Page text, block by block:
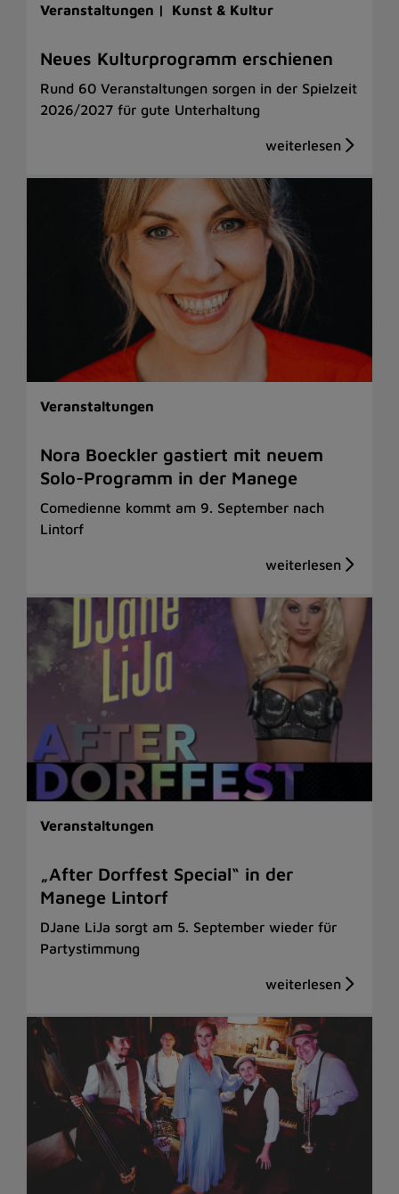
Veranstaltungen | Kunst & Kultur
Neues Kulturprogramm erschienen
Rund 60 Veranstaltungen sorgen in der Spielzeit
2026/2027 für gute Unterhaltung
Veranstaltungen
Nora Boeckler gastiert mit neuem
Solo-Programm in der Manege
Comedienne kommt am 9. September nach
Lintorf
Veranstaltungen
„After Dorffest Special“ in der
Manege Lintorf
DJane LiJa sorgt am 5. September wieder für
Partystimmung